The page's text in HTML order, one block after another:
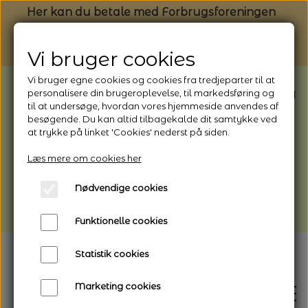
Her kan du betale med Forbrugsforeningen
BEMÆRK: Butikken har ferielukket* fra
1/8 - 9/8 - 2026
*Webshoppen er åben og sender hele
afhentning
Vi gør opmærksom på, at der kan være lidt
længere leveringstid
Vi bruger cookies
Vi bruger egne cookies og cookies fra tredjeparter til at
personalisere din brugeroplevelse, til markedsføring og
til at undersøge, hvordan vores hjemmeside anvendes af
besøgende. Du kan altid tilbagekalde dit samtykke ved
at trykke på linket 'Cookies' nederst på siden.
Læs mere om cookies her
Nødvendige cookies
Funktionelle cookies
Statistik cookies
Marketing cookies